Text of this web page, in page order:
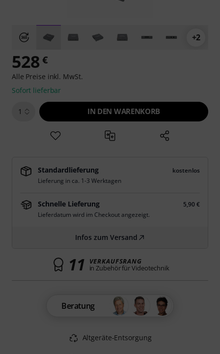
+2
528 €
Alle Preise inkl. MwSt.
Sofort lieferbar
1 IN DEN WARENKORB
Standardlieferung
kostenlos
Lieferung in ca. 1-3 Werktagen
Schnelle Lieferung
5,90 €
Lieferdatum wird im Checkout angezeigt.
Infos zum Versand
11 VERKAUFSRANG
in Zubehör für Videotechnik
Beratung
Altgeräte-Entsorgung